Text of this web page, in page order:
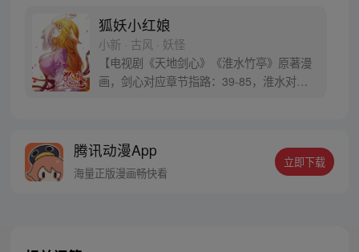
狐妖小红娘
小新 · 古风 · 妖怪
【电视剧《天地剑心》《淮水竹亭》原著漫
画，剑心对应章节指路：39-85，淮水对应
腾讯动漫App
海量正版漫画畅快看
立即下载